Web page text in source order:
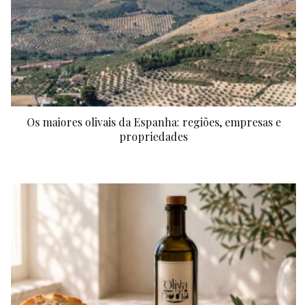
Os maiores olivais da Espanha: regiões, empresas e
propriedades